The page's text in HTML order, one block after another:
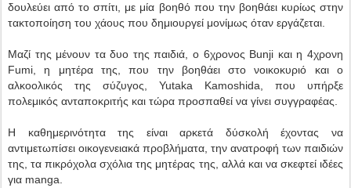
δουλεύει από το σπίτι, με μία βοηθό που την βοηθάει κυρίως στην
τακτοποίηση του χάους που δημιουργεί μονίμως όταν εργάζεται.
Μαζί της μένουν τα δυο της παιδιά, ο 6χρονος Bunji και η 4χρονη
Fumi, η μητέρα της, που την βοηθάει στο νοικοκυριό και ο
αλκοολικός της σύζυγος, Yutaka Kamoshida, που υπήρξε
πολεμικός ανταποκριτής και τώρα προσπαθεί να γίνει συγγραφέας.
Η καθημερινότητα της είναι αρκετά δύσκολή έχοντας να
αντιμετωπίσει οικογενειακά προβλήματα, την ανατροφή των παιδιών
της, τα πικρόχολα σχόλια της μητέρας της, αλλά και να σκεφτεί ιδέες
για manga.